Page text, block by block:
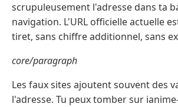
scrupuleusement l'adresse dans ta
navigation. L'URL officielle actuelle
tiret, sans chiffre additionnel, sans
core/paragraph
Les faux sites ajoutent souvent des
l'adresse. Tu peux tomber sur